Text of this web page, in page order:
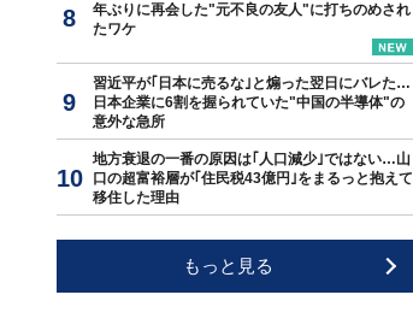
年ぶりに再会した"元不良の友人"に打ちのめされ
たワケ
習近平が｢日本に売るな｣と煽った翌日にバレた…
日本企業に6割を握られていた"中国の半導体"の
意外な急所
地方衰退の一番の原因は｢人口減少｣ではない…山
口の超富裕層が｢住民税43億円｣をまるっと抱えて
移住した理由
もっと見る